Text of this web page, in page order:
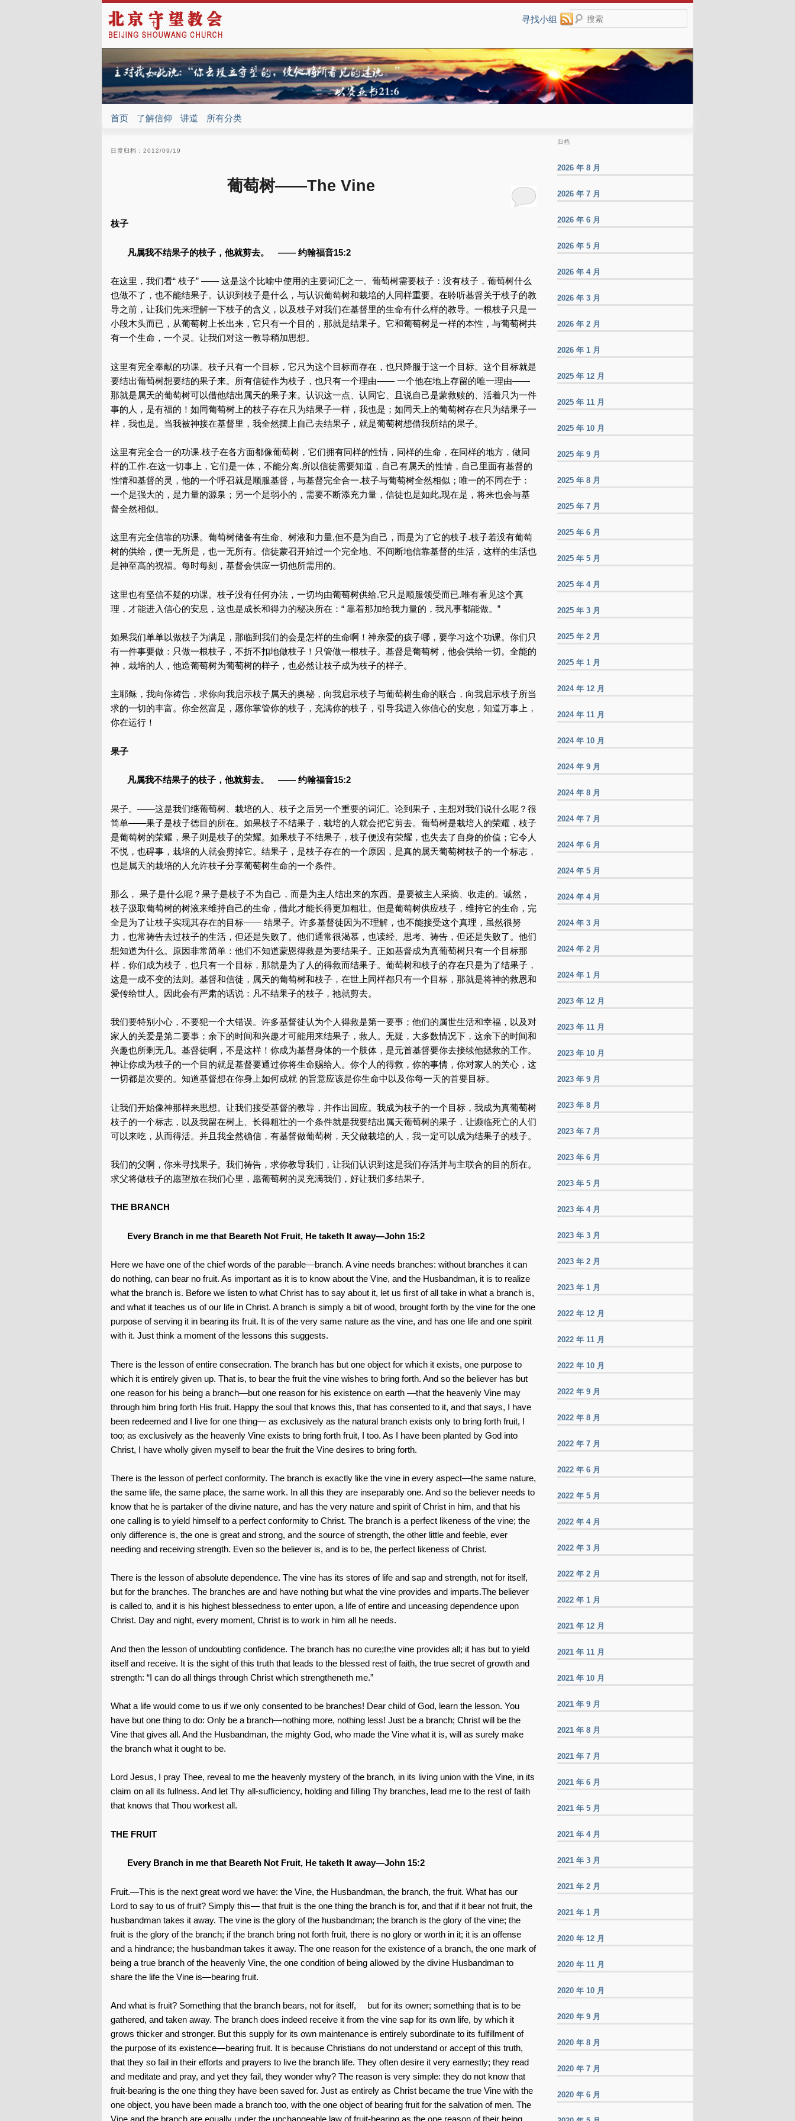
寻找小组 搜索
首页 了解信仰 讲道 所有分类
日度归档： 2012/09/19
葡萄树——The Vine
枝子
凡属我不结果子的枝子，他就剪去。 —— 约翰福音15:2
在这里，我们看“ 枝子” —— 这是这个比喻中使用的主要词汇之一。葡萄树需要枝子：没有枝子，葡萄树什么
也做不了，也不能结果子。认识到枝子是什么，与认识葡萄树和栽培的人同样重要。在聆听基督关于枝子的教
导之前，让我们先来理解一下枝子的含义，以及枝子对我们在基督里的生命有什么样的教导。一根枝子只是一
小段木头而已，从葡萄树上长出来，它只有一个目的，那就是结果子。它和葡萄树是一样的本性，与葡萄树共
有一个生命，一个灵。让我们对这一教导稍加思想。
这里有完全奉献的功课。枝子只有一个目标，它只为这个目标而存在，也只降服于这一个目标。这个目标就是
要结出葡萄树想要结的果子来。所有信徒作为枝子，也只有一个理由—— 一个他在地上存留的唯一理由——
那就是属天的葡萄树可以借他结出属天的果子来。认识这一点、认同它、且说自己是蒙救赎的、活着只为一件
事的人，是有福的！如同葡萄树上的枝子存在只为结果子一样，我也是；如同天上的葡萄树存在只为结果子一
样，我也是。当我被神接在基督里，我全然摆上自己去结果子，就是葡萄树想借我所结的果子。
这里有完全合一的功课.枝子在各方面都像葡萄树，它们拥有同样的性情，同样的生命，在同样的地方，做同
样的工作.在这一切事上，它们是一体，不能分离.所以信徒需要知道，自己有属天的性情，自己里面有基督的
性情和基督的灵，他的一个呼召就是顺服基督，与基督完全合一.枝子与葡萄树全然相似；唯一的不同在于：
一个是强大的，是力量的源泉；另一个是弱小的，需要不断添充力量，信徒也是如此,现在是，将来也会与基
督全然相似。
这里有完全信靠的功课。葡萄树储备有生命、树液和力量,但不是为自己，而是为了它的枝子.枝子若没有葡萄
树的供给，便一无所是，也一无所有。信徒蒙召开始过一个完全地、不间断地信靠基督的生活，这样的生活也
是神至高的祝福。每时每刻，基督会供应一切他所需用的。
这里也有坚信不疑的功课。枝子没有任何办法，一切均由葡萄树供给.它只是顺服领受而已.唯有看见这个真
理，才能进入信心的安息，这也是成长和得力的秘决所在：“ 靠着那加给我力量的，我凡事都能做。”
如果我们单单以做枝子为满足，那临到我们的会是怎样的生命啊！神亲爱的孩子哪，要学习这个功课。你们只
有一件事要做：只做一根枝子，不折不扣地做枝子！只管做一根枝子。基督是葡萄树，他会供给一切。全能的
神，栽培的人，他造葡萄树为葡萄树的样子，也必然让枝子成为枝子的样子。
主耶稣，我向你祷告，求你向我启示枝子属天的奥秘，向我启示枝子与葡萄树生命的联合，向我启示枝子所当
求的一切的丰富。你全然富足，愿你掌管你的枝子，充满你的枝子，引导我进入你信心的安息，知道万事上，
你在运行！
果子
凡属我不结果子的枝子，他就剪去。 —— 约翰福音15:2
果子。——这是我们继葡萄树、栽培的人、枝子之后另一个重要的词汇。论到果子，主想对我们说什么呢？很
简单——果子是枝子德目的所在。如果枝子不结果子，栽培的人就会把它剪去。葡萄树是栽培人的荣耀，枝子
是葡萄树的荣耀，果子则是枝子的荣耀。如果枝子不结果子，枝子便没有荣耀，也失去了自身的价值；它令人
不悦，也碍事，栽培的人就会剪掉它。结果子，是枝子存在的一个原因，是真的属天葡萄树枝子的一个标志，
也是属天的栽培的人允许枝子分享葡萄树生命的一个条件。
那么， 果子是什么呢？果子是枝子不为自己，而是为主人结出来的东西。是要被主人采摘、收走的。诚然，
枝子汲取葡萄树的树液来维持自己的生命，借此才能长得更加粗壮。但是葡萄树供应枝子，维持它的生命，完
全是为了让枝子实现其存在的目标—— 结果子。许多基督徒因为不理解，也不能接受这个真理，虽然很努
力，也常祷告去过枝子的生活，但还是失败了。他们通常很渴慕，也读经、思考、祷告，但还是失败了。他们
想知道为什么。原因非常简单：他们不知道蒙恩得救是为要结果子。正如基督成为真葡萄树只有一个目标那
样，你们成为枝子，也只有一个目标，那就是为了人的得救而结果子。葡萄树和枝子的存在只是为了结果子，
这是一成不变的法则。基督和信徒，属天的葡萄树和枝子，在世上同样都只有一个目标，那就是将神的救恩和
爱传给世人。因此会有严肃的话说：凡不结果子的枝子，祂就剪去。
我们要特别小心，不要犯一个大错误。许多基督徒认为个人得救是第一要事；他们的属世生活和幸福，以及对
家人的关爱是第二要事；余下的时间和兴趣才可能用来结果子，救人。无疑，大多数情况下，这余下的时间和
兴趣也所剩无几。基督徒啊，不是这样！你成为基督身体的一个肢体，是元首基督要你去接续他拯救的工作。
神让你成为枝子的一个目的就是基督要通过你将生命赐给人。你个人的得救，你的事情，你对家人的关心，这
一切都是次要的。知道基督想在你身上如何成就 的旨意应该是你生命中以及你每一天的首要目标。
让我们开始像神那样来思想。让我们接受基督的教导，并作出回应。我成为枝子的一个目标，我成为真葡萄树
枝子的一个标志，以及我留在树上、长得粗壮的一个条件就是我要结出属天葡萄树的果子，让濒临死亡的人们
可以来吃，从而得活。并且我全然确信，有基督做葡萄树，天父做栽培的人，我一定可以成为结果子的枝子。
我们的父啊，你来寻找果子。我们祷告，求你教导我们，让我们认识到这是我们存活并与主联合的目的所在。
求父将做枝子的愿望放在我们心里，愿葡萄树的灵充满我们，好让我们多结果子。
THE BRANCH
Every Branch in me that Beareth Not Fruit, He taketh It away—John 15:2
Here we have one of the chief words of the parable—branch. A vine needs branches: without branches it can
do nothing, can bear no fruit. As important as it is to know about the Vine, and the Husbandman, it is to realize
what the branch is. Before we listen to what Christ has to say about it, let us ﬁrst of all take in what a branch is,
and what it teaches us of our life in Christ. A branch is simply a bit of wood, brought forth by the vine for the one
purpose of serving it in bearing its fruit. It is of the very same nature as the vine, and has one life and one spirit
with it. Just think a moment of the lessons this suggests.
There is the lesson of entire consecration. The branch has but one object for which it exists, one purpose to
which it is entirely given up. That is, to bear the fruit the vine wishes to bring forth. And so the believer has but
one reason for his being a branch—but one reason for his existence on earth —that the heavenly Vine may
through him bring forth His fruit. Happy the soul that knows this, that has consented to it, and that says, I have
been redeemed and I live for one thing— as exclusively as the natural branch exists only to bring forth fruit, I
too; as exclusively as the heavenly Vine exists to bring forth fruit, I too. As I have been planted by God into
Christ, I have wholly given myself to bear the fruit the Vine desires to bring forth.
There is the lesson of perfect conformity. The branch is exactly like the vine in every aspect—the same nature,
the same life, the same place, the same work. In all this they are inseparably one. And so the believer needs to
know that he is partaker of the divine nature, and has the very nature and spirit of Christ in him, and that his
one calling is to yield himself to a perfect conformity to Christ. The branch is a perfect likeness of the vine; the
only difference is, the one is great and strong, and the source of strength, the other little and feeble, ever
needing and receiving strength. Even so the believer is, and is to be, the perfect likeness of Christ.
There is the lesson of absolute dependence. The vine has its stores of life and sap and strength, not for itself,
but for the branches. The branches are and have nothing but what the vine provides and imparts.The believer
is called to, and it is his highest blessedness to enter upon, a life of entire and unceasing dependence upon
Christ. Day and night, every moment, Christ is to work in him all he needs.
And then the lesson of undoubting confidence. The branch has no cure;the vine provides all; it has but to yield
itself and receive. It is the sight of this truth that leads to the blessed rest of faith, the true secret of growth and
strength: “I can do all things through Christ which strengtheneth me.”
What a life would come to us if we only consented to be branches! Dear child of God, learn the lesson. You
have but one thing to do: Only be a branch—nothing more, nothing less! Just be a branch; Christ will be the
Vine that gives all. And the Husbandman, the mighty God, who made the Vine what it is, will as surely make
the branch what it ought to be.
Lord Jesus, I pray Thee, reveal to me the heavenly mystery of the branch, in its living union with the Vine, in its
claim on all its fullness. And let Thy all-sufﬁciency, holding and ﬁlling Thy branches, lead me to the rest of faith
that knows that Thou workest all.
THE FRUIT
Every Branch in me that Beareth Not Fruit, He taketh It away—John 15:2
Fruit.—This is the next great word we have: the Vine, the Husbandman, the branch, the fruit. What has our
Lord to say to us of fruit? Simply this— that fruit is the one thing the branch is for, and that if it bear not fruit, the
husbandman takes it away. The vine is the glory of the husbandman; the branch is the glory of the vine; the
fruit is the glory of the branch; if the branch bring not forth fruit, there is no glory or worth in it; it is an offense
and a hindrance; the husbandman takes it away. The one reason for the existence of a branch, the one mark of
being a true branch of the heavenly Vine, the one condition of being allowed by the divine Husbandman to
share the life the Vine is—bearing fruit.
And what is fruit? Something that the branch bears, not for itself, but for its owner; something that is to be
gathered, and taken away. The branch does indeed receive it from the vine sap for its own life, by which it
grows thicker and stronger. But this supply for its own maintenance is entirely subordinate to its fulfillment of
the purpose of its existence—bearing fruit. It is because Christians do not understand or accept of this truth,
that they so fail in their efforts and prayers to live the branch life. They often desire it very earnestly; they read
and meditate and pray, and yet they fail, they wonder why? The reason is very simple: they do not know that
fruit-bearing is the one thing they have been saved for. Just as entirely as Christ became the true Vine with the
one object, you have been made a branch too, with the one object of bearing fruit for the salvation of men. The
Vine and the branch are equally under the unchangeable law of fruit-bearing as the one reason of their being.
归档
2026 年 8 月
2026 年 7 月
2026 年 6 月
2026 年 5 月
2026 年 4 月
2026 年 3 月
2026 年 2 月
2026 年 1 月
2025 年 12 月
2025 年 11 月
2025 年 10 月
2025 年 9 月
2025 年 8 月
2025 年 7 月
2025 年 6 月
2025 年 5 月
2025 年 4 月
2025 年 3 月
2025 年 2 月
2025 年 1 月
2024 年 12 月
2024 年 11 月
2024 年 10 月
2024 年 9 月
2024 年 8 月
2024 年 7 月
2024 年 6 月
2024 年 5 月
2024 年 4 月
2024 年 3 月
2024 年 2 月
2024 年 1 月
2023 年 12 月
2023 年 11 月
2023 年 10 月
2023 年 9 月
2023 年 8 月
2023 年 7 月
2023 年 6 月
2023 年 5 月
2023 年 4 月
2023 年 3 月
2023 年 2 月
2023 年 1 月
2022 年 12 月
2022 年 11 月
2022 年 10 月
2022 年 9 月
2022 年 8 月
2022 年 7 月
2022 年 6 月
2022 年 5 月
2022 年 4 月
2022 年 3 月
2022 年 2 月
2022 年 1 月
2021 年 12 月
2021 年 11 月
2021 年 10 月
2021 年 9 月
2021 年 8 月
2021 年 7 月
2021 年 6 月
2021 年 5 月
2021 年 4 月
2021 年 3 月
2021 年 2 月
2021 年 1 月
2020 年 12 月
2020 年 11 月
2020 年 10 月
2020 年 9 月
2020 年 8 月
2020 年 7 月
2020 年 6 月